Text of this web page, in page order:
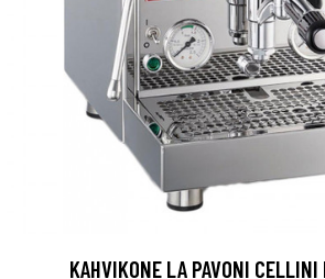
KAHVIKONE LA PAVONI CELLINI